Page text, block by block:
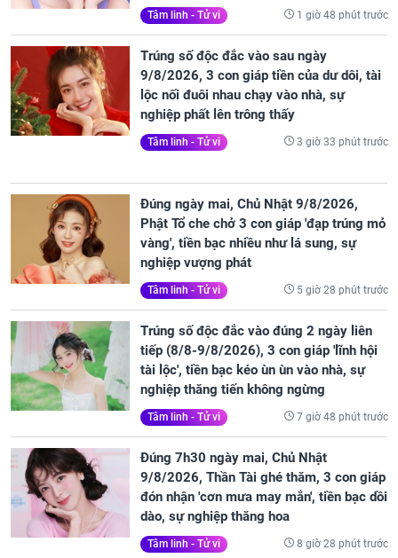
Tâm linh - Tử vi 1 giờ 48 phút trước
Trúng số độc đắc vào sau ngày
9/8/2026, 3 con giáp tiền của dư dôi, tài
lộc nối đuôi nhau chạy vào nhà, sự
nghiệp phất lên trông thấy
Tâm linh - Tử vi 3 giờ 33 phút trước
Đúng ngày mai, Chủ Nhật 9/8/2026,
Phật Tổ che chở 3 con giáp 'đạp trúng mỏ
vàng', tiền bạc nhiều như lá sung, sự
nghiệp vượng phát
Tâm linh - Tử vi 5 giờ 28 phút trước
Trúng số độc đắc vào đúng 2 ngày liên
tiếp (8/8-9/8/2026), 3 con giáp 'lĩnh hội
tài lộc', tiền bạc kéo ùn ùn vào nhà, sự
nghiệp thăng tiến không ngừng
Tâm linh - Tử vi 7 giờ 48 phút trước
Đúng 7h30 ngày mai, Chủ Nhật
9/8/2026, Thần Tài ghé thăm, 3 con giáp
đón nhận 'cơn mưa may mắn', tiền bạc dồi
dào, sự nghiệp thăng hoa
Tâm linh - Tử vi 8 giờ 28 phút trước